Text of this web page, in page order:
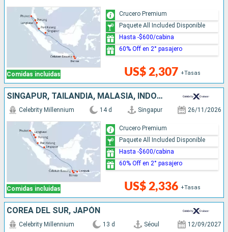
Comidas incluidas US$ 2,307 +Tasas
Crucero Premium
Paquete All Included Disponible
Hasta -$600/cabina
60% Off en 2° pasajero
SINGAPUR, TAILANDIA, MALASIA, INDONESIA
Comidas incluidas
Celebrity Millennium 14 d Singapur 26/11/2026
US$ 2,336 +Tasas
Crucero Premium
Paquete All Included Disponible
Hasta -$600/cabina
60% Off en 2° pasajero
COREA DEL SUR, JAPÓN
Celebrity Millennium 13 d Séoul 12/09/2027